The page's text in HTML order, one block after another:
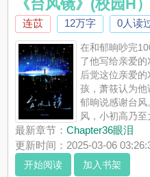
《台风镜》(校园H）
连苡 12万字 0人读
在和郁晌吵完
了他写给亲爱
后觉这位亲爱
孩，萧筱认为他
郁晌说感谢台
风，小初高乃
的人生，将她与郁晌紧紧捆绑
谈爱。要她看见落地镜前泥泞
和温度，要她带着...
《《台风镜》(校园H）》是连
最新章节：Chapter36眼泪
更新时间：2025-03-06
开始阅读 加入书架